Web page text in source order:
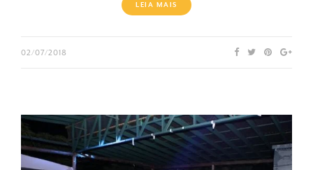
LEIA MAIS
02/07/2018